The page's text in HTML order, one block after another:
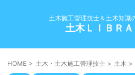
土木施工管理技士＆土木知識
土木ＬＩＢＲＡ
HOME > 土木・土木施工管理技士 > 土木 >